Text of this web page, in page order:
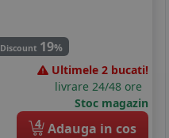
Discount 19%
Ultimele 2 bucati!
livrare 24/48 ore
Stoc magazin
4 Adauga in cos